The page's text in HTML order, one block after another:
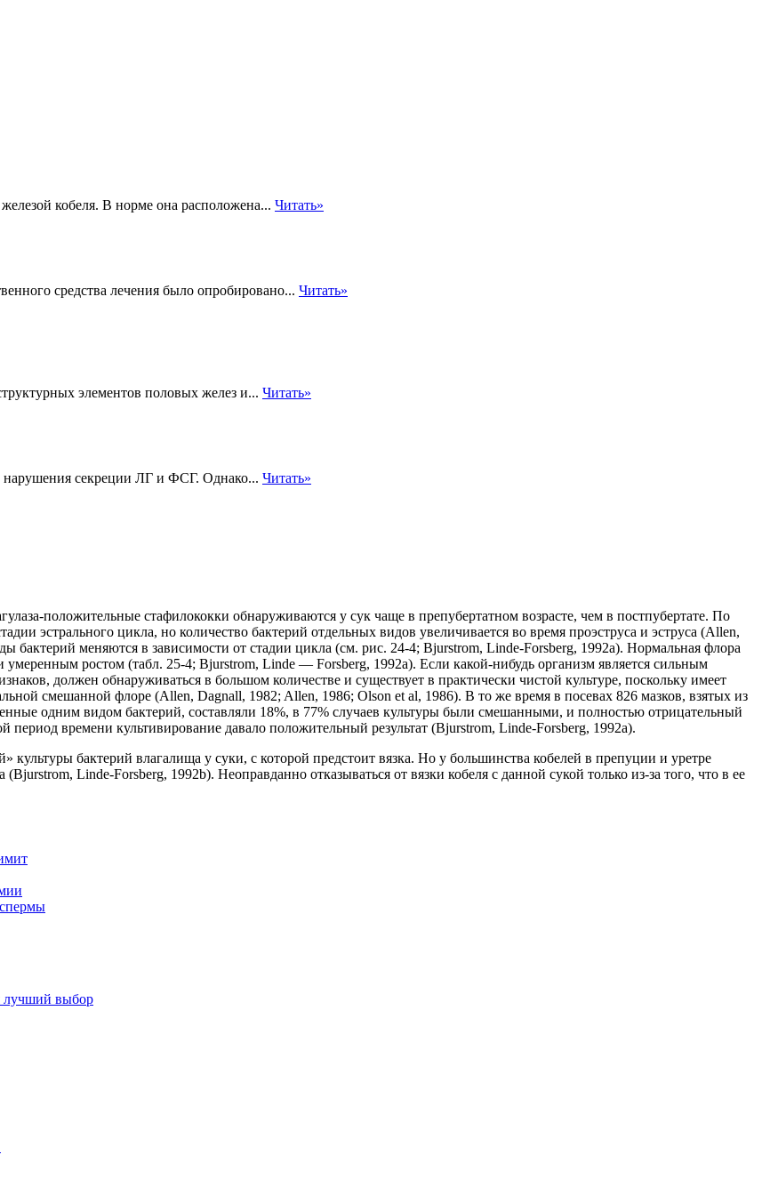
кобеля. В норме она расположена... Читать»
средства лечения было опробировано... Читать»
элементов половых желез и... Читать»
нарушения секреции ЛГ и ФСГ. Однако... Читать»
положительные стафилококки обнаруживаются у сук чаще в препубертатном возрасте, чем в постпубертате. По
эстрального цикла, но количество бактерий отдельных видов увеличивается во время проэструса и эструса (Allen,
бактерий меняются в зависимости от стадии цикла (см. рис. 24-4; Bjurstrom, Linde-Forsberg, 1992а). Нормальная флора
ростом (табл. 25-4; Bjurstrom, Linde — Forsberg, 1992а). Если какой-нибудь организм является сильным
должен обнаруживаться в большом количестве и существует в практически чистой культуре, поскольку имеет
смешанной флоре (Allen, Dagnall, 1982; Allen, 1986; Olson et al, 1986). В то же время в посевах 826 мазков, взятых из
одним видом бактерий, составляли 18%, в 77% случаев культуры были смешанными, и полностью отрицательный
времени культивирование давало положительный результат (Bjurstrom, Linde-Forsberg, 1992а).
культуры бактерий влагалища у суки, с которой предстоит вязка. Но у большинства кобелей в препуции и уретре
Linde-Forsberg, 1992b). Неоправданно отказываться от вязки кобеля с данной сукой только из-за того, что в ее
лучший выбор